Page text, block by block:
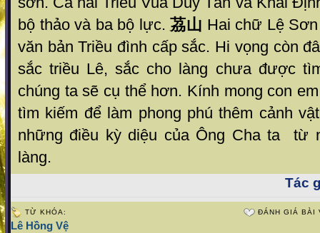
bộ thảo và ba bộ lực. 茘山 Hai chữ Lệ
văn bản Triều đình cấp sắc. Hi vọng còn
sắc triều Lê, sắc cho làng chưa được
chúng ta sẽ cụ thể hơn. Kính mong con
tìm kiếm để làm phong phú thêm cảnh
những điều kỳ diệu của Ông Cha ta từ
làng.
Tác
TỪ KHÓA:
Lê Hồng Vệ
ĐÁNH GIÁ BÀI